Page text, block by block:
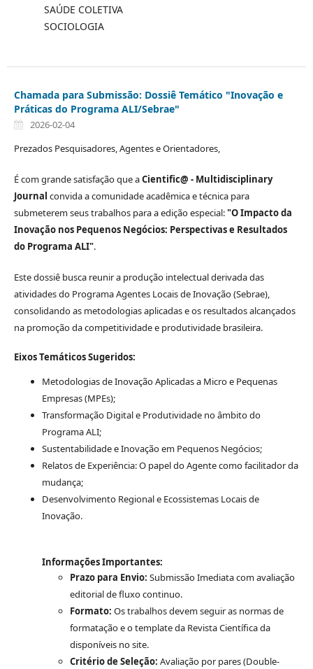
SAÚDE COLETIVA
SOCIOLOGIA
Chamada para Submissão: Dossiê Temático "Inovação e
Práticas do Programa ALI/Sebrae"
2026-02-04
Prezados Pesquisadores, Agentes e Orientadores,
É com grande satisfação que aCientific@ - Multidisciplinary
Journal convida a comunidade acadêmica e técnica para
submeterem seus trabalhos para a edição especial:"O Impacto da
Inovação nos Pequenos Negócios: Perspectivas e Resultados
do Programa ALI".
Este dossiê busca reunir a produção intelectual derivada das
atividades do Programa Agentes Locais de Inovação (Sebrae),
consolidando as metodologias aplicadas e os resultados alcançados
na promoção da competitividade e produtividade brasileira.
Eixos Temáticos Sugeridos:
Metodologias de Inovação Aplicadas a Micro e Pequenas
Empresas (MPEs);
Transformação Digital e Produtividade no âmbito do
Programa ALI;
Sustentabilidade e Inovação em Pequenos Negócios;
Relatos de Experiência: O papel do Agente como facilitador da
mudança;
Desenvolvimento Regional e Ecossistemas Locais de
Inovação.
Informações Importantes:
Prazo para Envio: Submissão Imediata com avaliação
editorial de fluxo continuo.
Formato: Os trabalhos devem seguir as normas de
formatação e o template da Revista Científica da
disponíveis no site.
Critério de Seleção: Avaliação por pares (Double-